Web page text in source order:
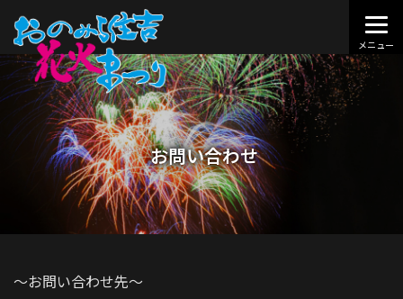
お問い合わせ
～お問い合わせ先～